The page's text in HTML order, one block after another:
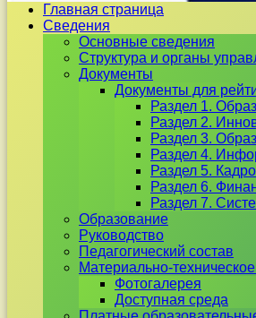
Главная страница
Сведения
Основные сведения
Структура и органы
Документы
Документы для
Раздел 1.
Раздел 2.
Раздел 3.
Раздел 4.
Раздел 5.
Раздел 6.
Раздел 7.
Образование
Руководство
Педагогический состав
Материально-
Фотогалерея
Доступная среда